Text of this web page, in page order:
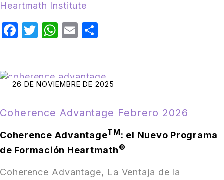
Heartmath Institute
Facebook
Twitter
WhatsApp
Email
26 DE NOVIEMBRE DE 2025
Coherence Advantage Febrero 2026
Coherence AdvantageTM: el Nuevo Programa
de Formación Heartmath©
Coherence Advantage, La Ventaja de la